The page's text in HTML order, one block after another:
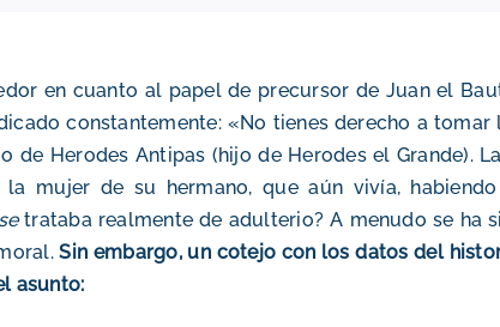
en cuanto al papel de precursor de Juan el
constantemente: «No tienes derecho a tomar
Herodes Antipas (hijo de Herodes el Grande).
mujer de su hermano, que aún vivía,
trataba realmente de adulterio? A menudo se ha
Sin embargo, un cotejo con los datos del
asunto: